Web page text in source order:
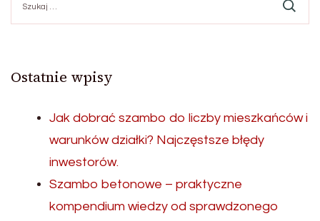
Ostatnie wpisy
Jak dobrać szambo do liczby mieszkańców i
warunków działki? Najczęstsze błędy
inwestorów.
Szambo betonowe – praktyczne
kompendium wiedzy od sprawdzonego